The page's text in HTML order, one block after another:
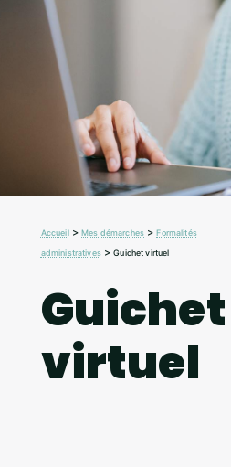
Accueil>Mes démarches >Formalités
administratives>Guichet virtuel
Guichet
virtuel